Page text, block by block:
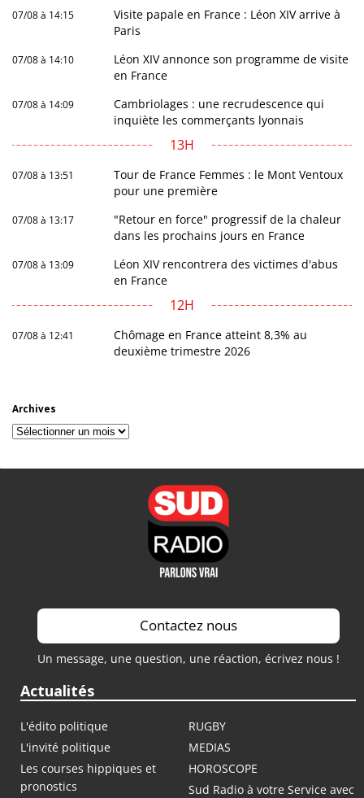
07/08 à 14:15
Visite papale en France : Léon XIV arrive à
Paris
07/08 à 14:10
Léon XIV annonce son programme de visite
en France
07/08 à 14:09
Cambriolages : une recrudescence qui
inquiète les commerçants lyonnais
13H
07/08 à 13:51
Tour de France Femmes : le Mont Ventoux
pour une première
07/08 à 13:17
"Retour en force" progressif de la chaleur
dans les prochains jours en France
07/08 à 13:09
Léon XIV rencontrera des victimes d'abus
en France
12H
07/08 à 12:41
Chômage en France atteint 8,3% au
deuxième trimestre 2026
Archives
Archives
Contactez nous
Un message, une question, une réaction, écrivez nous !
Actualités
L'édito politique
RUGBY
L'invité politique
MEDIAS
Les courses hippiques et
pronostics
HOROSCOPE
Sud Radio à votre Service avec